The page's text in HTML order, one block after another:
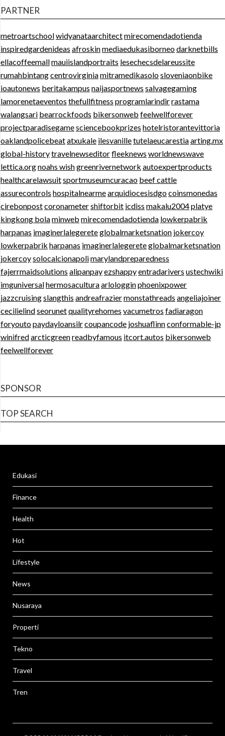
PARTNER
metroartschoolwidyanataarchitectmirecomendadotienda
inspiredgardenideas afroskinmediaedukasiborneodarknetbills
ellacoffeemallmauiislandportraits lesechecsdelareussite
rumahbintangcentrovirginiamitramedikasolosloveniaonbike
ioautonews beritakampus naijasportnews salvagegaming
lamorenetaeventos thefullfitness programlarindirrastama
walangsari bearrockfoods bikersonweb feelwellforever
projectparadisegamesciencebookprizes hotelristorantevittoria
oaklandpolicebeatatxukale ilesvanilletutelaeucarestiaarting.mx
global-historytravelnewseditorfleeknews worldnewswave
lettica.orgnoahs wishgreenrivernetwork autoexpertproducts
healthcarelawsuitsportmuseumcuracao beef cattle
assurecontrols hospitalnearmearquidiocesisdgocoinsmonedas
cirebonpostcoronametershiftorbit icdiss makalu2004platye
kingkong bolaminweb mirecomendadotienda lowkerpabrik
harpanas imaginerlalegereteglobalmarketsnation jokercoy
lowkerpabrik harpanas imaginerlalegereteglobalmarketsnation
jokercoysolocalcionapolimarylandpreparedness
fajerrmaidsolutions alipanpayezshappyentradarivers ustechwiki
imguniversalhermosaculturaarlologginphoenixpower
jazzcruisingslangthis andreafraziermonstathreads angeliajoiner
cecilielindseorunetqualityrehomes vacumetros fadiaragon
foryoutopaydayloansilrcoupancode joshuaflinnconformable-jp
winifredarcticgreenreadbyfamous itcort.autos bikersonweb
feelwellforever
SPONSOR
TOP SEARCH
Edukasi
Finance
Health
Hot
Lifestyle
News
Nusaraya
Properti
Tekno
Travel
Tren